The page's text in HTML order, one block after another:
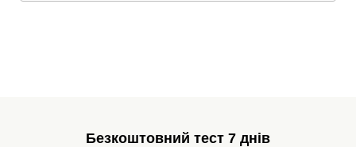
Безкоштовний тест 7 днів